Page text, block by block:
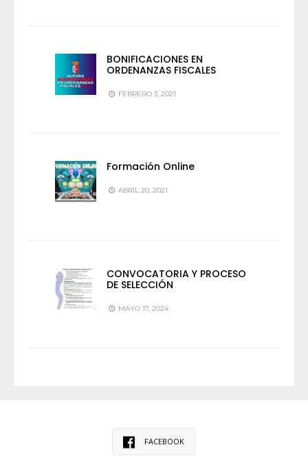
BONIFICACIONES EN
ORDENANZAS FISCALES
FEBRERO 3, 2021
Formación Online
ABRIL 20, 2021
CONVOCATORIA Y PROCESO
DE SELECCIÓN
MAYO 17, 2024
FACEBOOK